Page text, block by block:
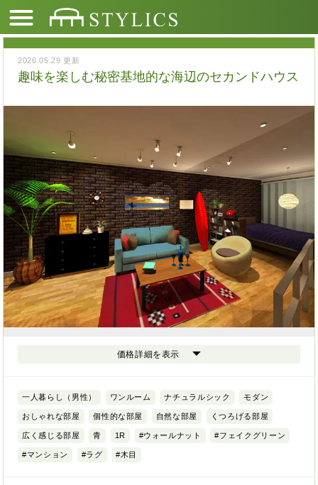
2026.05.29 更新
趣味を楽しむ秘密基地的な海辺のセカンドハウス
価格詳細を表示
一人暮らし（男性） ワンルーム ナチュラルシック モダン
おしゃれな部屋 個性的な部屋 自然な部屋 くつろげる部屋
広く感じる部屋 青 1R #ウォールナット #フェイクグリーン
#マンション #ラグ #木目